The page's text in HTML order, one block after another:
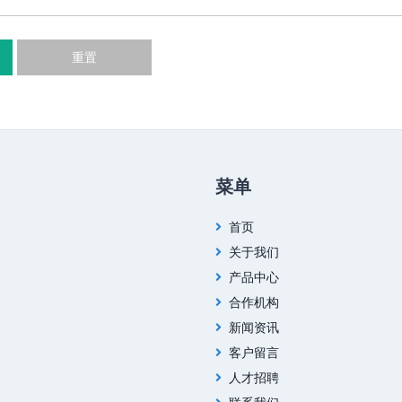
重置
菜单
首页
关于我们
产品中心
合作机构
新闻资讯
客户留言
人才招聘